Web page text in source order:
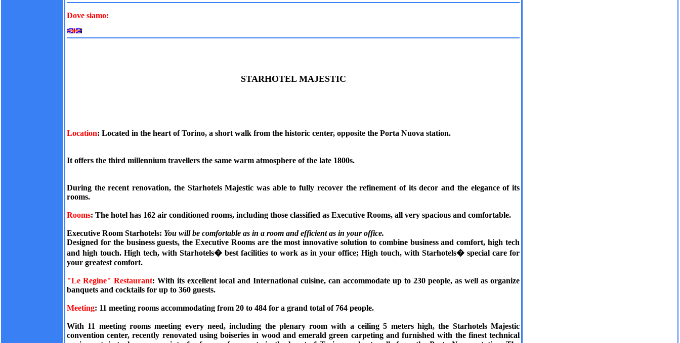
Dove siamo:
STARHOTEL MAJESTIC
Location: Located in the heart of Torino, a short walk from the historic center, opposite the Porta Nuova station.
It offers the third millennium travellers the same warm atmosphere of the late 1800s.
During the recent renovation, the Starhotels Majestic was able to fully recover the refinement of its decor and the elegance of its
rooms.
Rooms: The hotel has 162 air conditioned rooms, including those classified as Executive Rooms, all very spacious and comfortable.
Executive Room Starhotels: You will be comfortable as in a room and efficient as in your office.
Designed for the business guests, the Executive Rooms are the most innovative solution to combine business and comfort, high tech
and high touch. High tech, with Starhotels� best facilities to work as in your office; High touch, with Starhotels� special care for
your greatest comfort.
"Le Regine" Restaurant: With its excellent local and International cuisine, can accommodate up to 230 people, as well as organize
banquets and cocktails for up to 360 guests.
Meeting: 11 meeting rooms accommodating from 20 to 484 for a grand total of 764 people.
With 11 meeting rooms meeting every need, including the plenary room with a ceiling 5 meters high, the Starhotels Majestic
convention center, recently renovated using boiseries in wood and emerald green carpeting and furnished with the finest technical